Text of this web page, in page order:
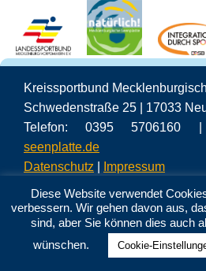
Kreissportbund
Schwedenstraße 25 | 17033
Telefon: 0395
seenplatte.de
Datenschutz
Impressum
Diese Website verwendet
verbessern. Wir gehen davon aus,
sind, aber Sie können dies auch
wünschen.
Cookie-